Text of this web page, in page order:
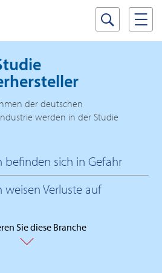
der deutschen
werden in der Studie
befinden sich in Gefahr
Verluste auf
Sie diese Branche